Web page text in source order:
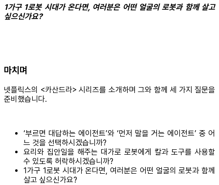
1가구 1로봇 시대가 온다면, 여러분은 어떤 얼굴의 로봇과 함께 살고
싶으신가요?
마치며
넷플릭스의 <카산드라> 시리즈를 소개하며 그와 함께 세 가지 질문을
준비했습니다.
‘부르면 대답하는 에이전트’와 ‘먼저 말을 거는 에이전트’ 중 어
느 것을 선택하시겠습니까?
요리와 집안일을 해주는 대가로 로봇에게 칼과 도구를 사용할
수 있도록 허락하시겠습니까?
1가구 1로봇 시대가 온다면, 여러분은 어떤 얼굴의 로봇과 함께
살고 싶으신가요?